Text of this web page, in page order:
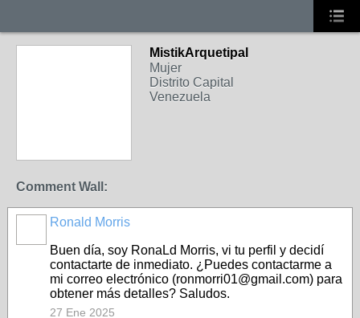
MistikArquetipal
Mujer
Distrito Capital
Venezuela
Comment Wall:
Ronald Morris
Buen día, soy RonaLd Morris, vi tu perfil y decidí
contactarte de inmediato. ¿Puedes contactarme a
mi correo electrónico (ronmorri01@gmail.com) para
obtener más detalles? Saludos.
27 Ene 2025